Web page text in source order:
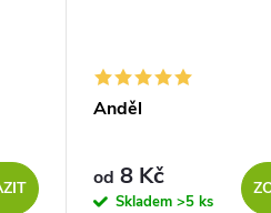
Anděl
od 8 Kč
Skladem >5 ks